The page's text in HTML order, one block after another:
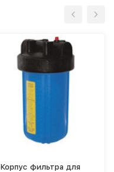
Корпус фильтра для